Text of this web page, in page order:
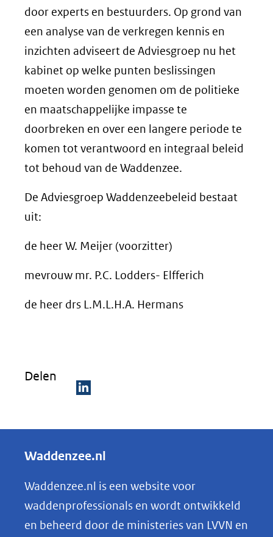
door experts en bestuurders. Op grond van
een analyse van de verkregen kennis en
inzichten adviseert de Adviesgroep nu het
kabinet op welke punten beslissingen
moeten worden genomen om de politieke
en maatschappelijke impasse te
doorbreken en over een langere periode te
komen tot verantwoord en integraal beleid
tot behoud van de Waddenzee.
De Adviesgroep Waddenzeebeleid bestaat
uit:
de heer W. Meijer (voorzitter)
mevrouw mr. P.C. Lodders- Elfferich
de heer drs L.M.L.H.A. Hermans
Delen
e
e
n
o
p
Waddenzee.nl
Waddenzee.nl is een website voor
waddenprofessionals en wordt ontwikkeld
en beheerd door de ministeries van LVVN en